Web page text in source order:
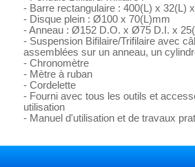
- Barre rectangulaire : 400(L) x 32(L)
- Disque plein : Ø100 x 70(L)mm
- Anneau : Ø152 D.O. x Ø75 D.I. x
- Suspension Bifilaire/Trifilaire avec
assemblées sur un anneau, un
- Chronomètre
- Mètre à ruban
- Cordelette
- Fourni avec tous les outils et
utilisation
- Manuel d'utilisation et de travaux